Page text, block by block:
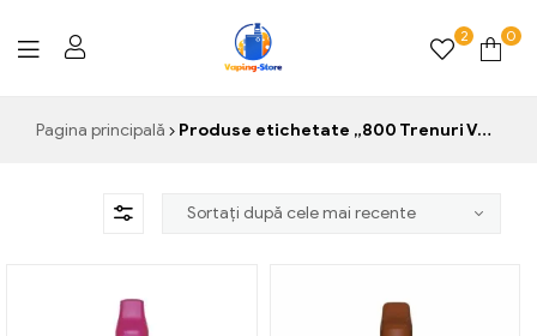
2 0
Pagina principală Produse etichetate „800 Trenuri Vape”